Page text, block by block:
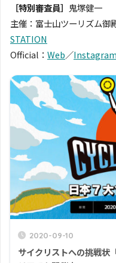
［特別審査員］ 鬼塚健一
主催：富士山ツーリズム御
STATION
Official： Web／Instagram
2020-09-10
サイクリストへの挑戦状